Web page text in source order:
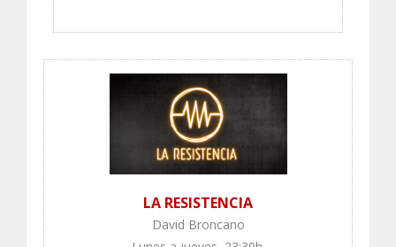
LA RESISTENCIA
David Broncano